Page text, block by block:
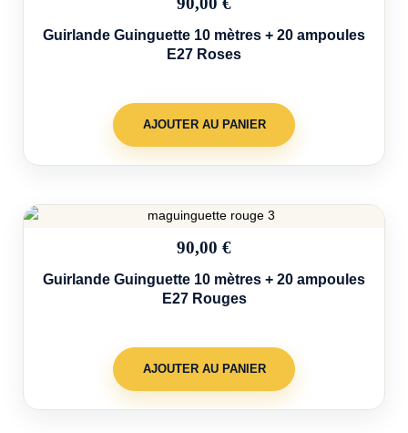
Guirlande Guinguette 10 mètres + 20 ampoules
E27 Roses
AJOUTER AU PANIER
90,00 €
Guirlande Guinguette 10 mètres + 20 ampoules
E27 Rouges
AJOUTER AU PANIER